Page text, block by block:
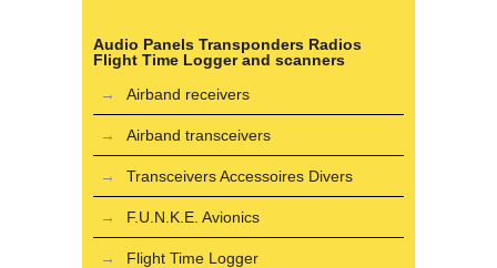
Audio Panels Transponders Radios
Flight Time Logger and scanners
Airband receivers
Airband transceivers
Transceivers Accessoires Divers
F.U.N.K.E. Avionics
Flight Time Logger